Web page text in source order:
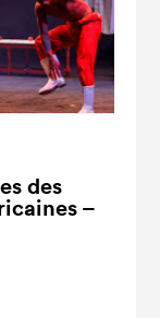
des
–